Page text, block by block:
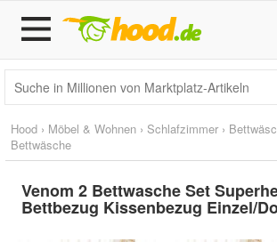
Hood › Möbel & Wohnen › Schlafzimmer ›
Bettwäsche
Venom 2 Bettwasche Set
Bettbezug Kissenbezug Einzel/